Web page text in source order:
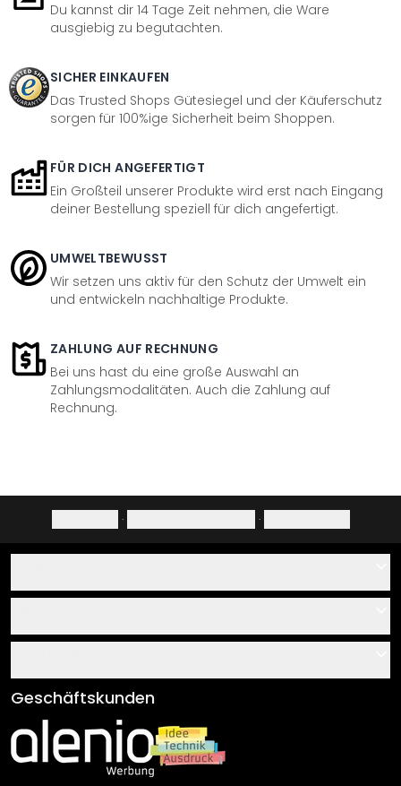
Du kannst dir 14 Tage Zeit nehmen, die Ware
ausgiebig zu begutachten.
SICHER EINKAUFEN
Das Trusted Shops Gütesiegel und der Käuferschutz
sorgen für 100%ige Sicherheit beim Shoppen.
FÜR DICH ANGEFERTIGT
Ein Großteil unserer Produkte wird erst nach Eingang
deiner Bestellung speziell für dich angefertigt.
UMWELTBEWUSST
Wir setzen uns aktiv für den Schutz der Umwelt ein
und entwickeln nachhaltige Produkte.
ZAHLUNG AUF RECHNUNG
Bei uns hast du eine große Auswahl an
Zahlungsmodalitäten. Auch die Zahlung auf
Rechnung.
· ·
Über uns
Klebe- und Montageanleitungen
Newsletter An-/Abmeldung
Sendungsverfolgung
AGB
Impressum
Versand & Zahlung
Geschäftskunden